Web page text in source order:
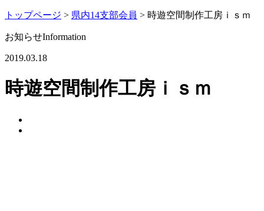
トップページ > 県内14支部会員 > 時遊空間制作工房ｉｓｍ
お知らせInformation
2019.03.18
時遊空間制作工房ｉｓｍ